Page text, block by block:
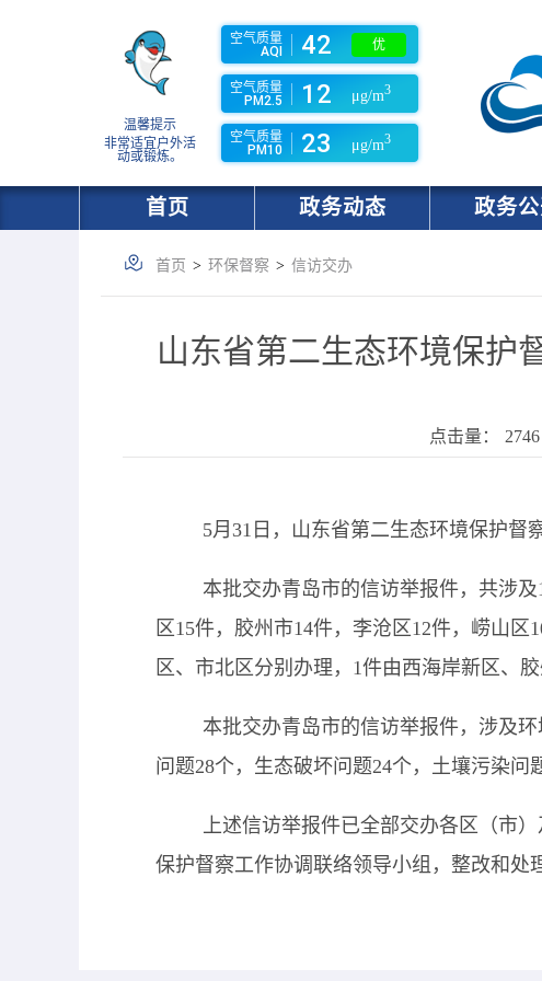
温馨提示
非常适宜户外活
动或锻炼。
空气质量
AQI
42 优
空气质量
PM2.5
12 μg/m3
空气质量
PM10
23 μg/m3
首页 政务动态 政务
首页 > 环保督察 > 信访交办
山东省第二生态环境保护
点击量： 2746
5月31日，山东省第二生态环境保护督
本批交办青岛市的信访举报件，共涉及
区15件，胶州市14件，李沧区12件，崂山
区、市北区分别办理，1件由西海岸新区、
本批交办青岛市的信访举报件，涉及环
问题28个，生态破坏问题24个，土壤污染问
上述信访举报件已全部交办各区（市
保护督察工作协调联络领导小组，整改和处